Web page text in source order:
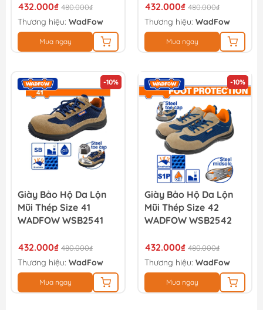
432.000₫ 480.000₫
Thương hiệu: WadFow
Mua ngay
432.000₫ 480.000₫
Thương hiệu: WadFow
Mua ngay
-10%
Giày Bảo Hộ Da Lộn
Mũi Thép Size 41
WADFOW WSB2541
432.000₫ 480.000₫
Thương hiệu: WadFow
Mua ngay
-10%
Giày Bảo Hộ Da Lộn
Mũi Thép Size 42
WADFOW WSB2542
432.000₫ 480.000₫
Thương hiệu: WadFow
Mua ngay